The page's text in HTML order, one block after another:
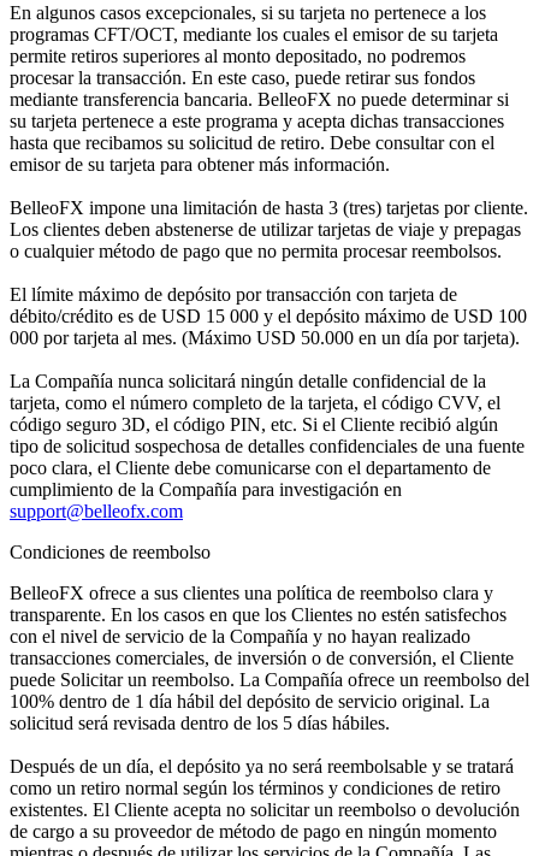
En algunos casos excepcionales, si su tarjeta no pertenece a los
programas CFT/OCT, mediante los cuales el emisor de su tarjeta
permite retiros superiores al monto depositado, no podremos
procesar la transacción. En este caso, puede retirar sus fondos
mediante transferencia bancaria. BelleoFX no puede determinar si
su tarjeta pertenece a este programa y acepta dichas transacciones
hasta que recibamos su solicitud de retiro. Debe consultar con el
emisor de su tarjeta para obtener más información.
BelleoFX impone una limitación de hasta 3 (tres) tarjetas por cliente.
Los clientes deben abstenerse de utilizar tarjetas de viaje y prepagas
o cualquier método de pago que no permita procesar reembolsos.
El límite máximo de depósito por transacción con tarjeta de
débito/crédito es de USD 15 000 y el depósito máximo de USD 100
000 por tarjeta al mes. (Máximo USD 50.000 en un día por tarjeta).
La Compañía nunca solicitará ningún detalle confidencial de la
tarjeta, como el número completo de la tarjeta, el código CVV, el
código seguro 3D, el código PIN, etc. Si el Cliente recibió algún
tipo de solicitud sospechosa de detalles confidenciales de una fuente
poco clara, el Cliente debe comunicarse con el departamento de
cumplimiento de la Compañía para investigación en
support@belleofx.com
Condiciones de reembolso
BelleoFX ofrece a sus clientes una política de reembolso clara y
transparente. En los casos en que los Clientes no estén satisfechos
con el nivel de servicio de la Compañía y no hayan realizado
transacciones comerciales, de inversión o de conversión, el Cliente
puede Solicitar un reembolso. La Compañía ofrece un reembolso del
100% dentro de 1 día hábil del depósito de servicio original. La
solicitud será revisada dentro de los 5 días hábiles.
Después de un día, el depósito ya no será reembolsable y se tratará
como un retiro normal según los términos y condiciones de retiro
existentes. El Cliente acepta no solicitar un reembolso o devolución
de cargo a su proveedor de método de pago en ningún momento